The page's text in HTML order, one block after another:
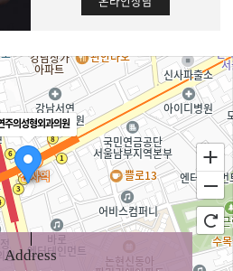
주의성형외과의원
Address